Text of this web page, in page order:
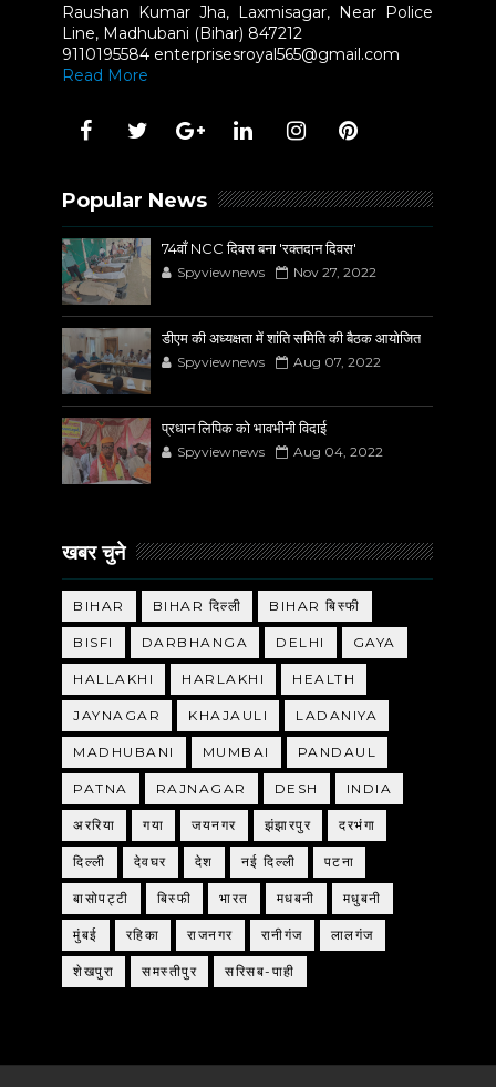
Raushan Kumar Jha, Laxmisagar, Near Police
Line, Madhubani (Bihar) 847212
9110195584 enterprisesroyal565@gmail.com
Read More
Popular News
74वाँ NCC दिवस बना 'रक्तदान दिवस'
Spyviewnews Nov 27, 2022
डीएम की अध्यक्षता में शांति समिति की बैठक आयोजित
Spyviewnews Aug 07, 2022
प्रधान लिपिक को भावभीनी विदाई
Spyviewnews Aug 04, 2022
खबर चुने
BIHAR BIHAR दिल्ली BIHAR बिस्फी
BISFI DARBHANGA DELHI GAYA
HALLAKHI HARLAKHI HEALTH
JAYNAGAR KHAJAULI LADANIYA
MADHUBANI MUMBAI PANDAUL
PATNA RAJNAGAR DESH INDIA
अररिया गया जयनगर झंझारपुर दरभंगा
दिल्ली देवघर देश नई दिल्ली पटना
बासोपट्टी बिस्फी भारत मधबनी मधुबनी
मुंबई रहिका राजनगर रानीगंज लालगंज
शेखपुरा समस्तीपुर सरिसब-पाही